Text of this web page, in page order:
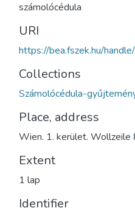
számolócédula
URI
https://bea.fszek.hu/
Collections
Számolócédula-
Place, address
Wien. 1. kerület. Wollzeile
Extent
1 lap
Identifier